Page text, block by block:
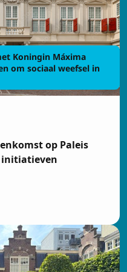
Koningin Máxima
om sociaal weefsel in
op Paleis
initiatieven